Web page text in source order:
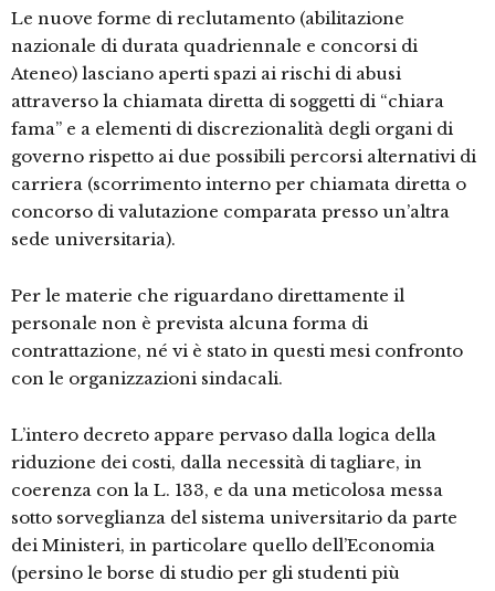
Le nuove forme di reclutamento (abilitazione
nazionale di durata quadriennale e concorsi di
Ateneo) lasciano aperti spazi ai rischi di abusi
attraverso la chiamata diretta di soggetti di “chiara
fama” e a elementi di discrezionalità degli organi di
governo rispetto ai due possibili percorsi alternativi di
carriera (scorrimento interno per chiamata diretta o
concorso di valutazione comparata presso un’altra
sede universitaria).
Per le materie che riguardano direttamente il
personale non è prevista alcuna forma di
contrattazione, né vi è stato in questi mesi confronto
con le organizzazioni sindacali.
L’intero decreto appare pervaso dalla logica della
riduzione dei costi, dalla necessità di tagliare, in
coerenza con la L. 133, e da una meticolosa messa
sotto sorveglianza del sistema universitario da parte
dei Ministeri, in particolare quello dell’Economia
(persino le borse di studio per gli studenti più